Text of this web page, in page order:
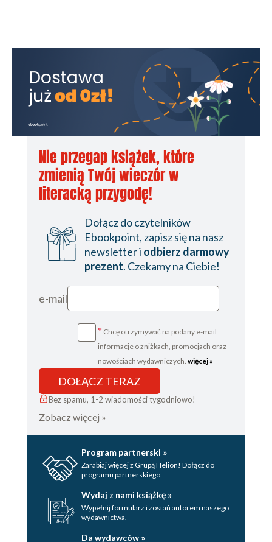
Nie przegap książek, które
zmienią Twój wieczór w
literacką przygodę!
Dołącz do czytelników
Ebookpoint, zapisz się na nasz
newsletter i odbierz darmowy
prezent. Czekamy na Ciebie!
e-mail
* Chcę otrzymywać na podany e-mail
informacje o zniżkach, promocjach oraz
nowościach wydawniczych. więcej »
DOŁĄCZ TERAZ
Bez spamu, 1-2 wiadomości tygodniowo!
Zobacz więcej »
Program partnerski »
Zarabiaj więcej z Grupą Helion! Dołącz do
programu partnerskiego.
Wydaj z nami książkę »
Wypełnij formularz i zostań autorem naszego
wydawnictwa.
Da wydawców »